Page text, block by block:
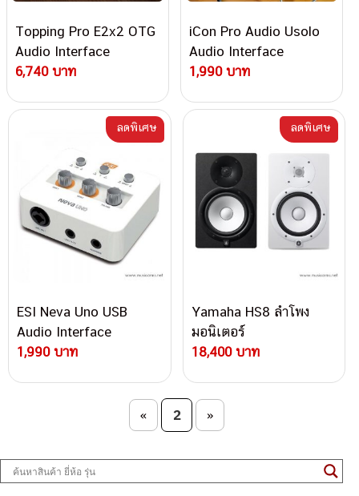
Topping Pro E2x2 OTG
Audio Interface
6,740 บาท
iCon Pro Audio Usolo
Audio Interface
1,990 บาท
ESI Neva Uno USB
Audio Interface
1,990 บาท
ลดพิเศษ
Yamaha HS8 ลำโพง
มอนิเตอร์
18,400 บาท
ลดพิเศษ
Post navigation
« 2 »